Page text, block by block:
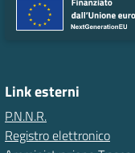
Link esterni
P.N.N.R.
Registro elettronico